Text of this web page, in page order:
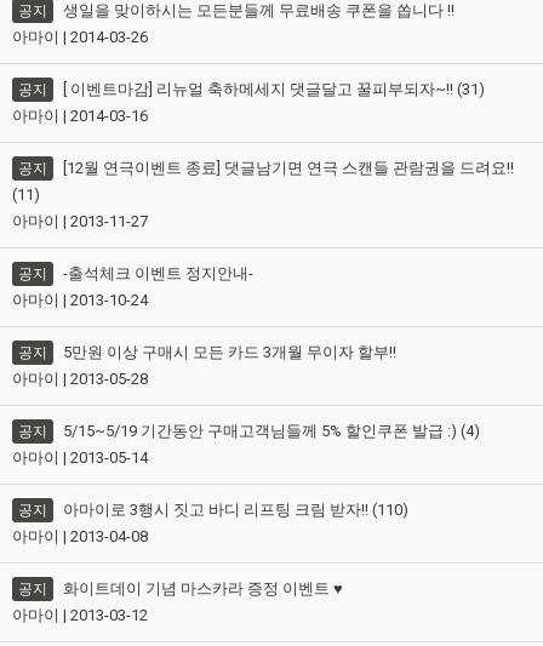
공지
생일을 맞이하시는 모든분들께 무료배송 쿠폰을 쏩니다 !!
아마이 | 2014-03-26
공지
[ 이벤트마감] 리뉴얼 축하메세지 댓글달고 꿀피부되자~!! (31)
아마이 | 2014-03-16
공지
[12월 연극이벤트 종료] 댓글남기면 연극 스캔들 관람권을 드려요!!
(11)
아마이 | 2013-11-27
공지
-출석체크 이벤트 정지안내-
아마이 | 2013-10-24
공지
5만원 이상 구매시 모든 카드 3개월 무이자 할부!!
아마이 | 2013-05-28
공지
5/15~5/19 기간동안 구매고객님들께 5% 할인쿠폰 발급 :) (4)
아마이 | 2013-05-14
공지
아마이로 3행시 짓고 바디 리프팅 크림 받자!! (110)
아마이 | 2013-04-08
공지
화이트데이 기념 마스카라 증정 이벤트 ♥
아마이 | 2013-03-12